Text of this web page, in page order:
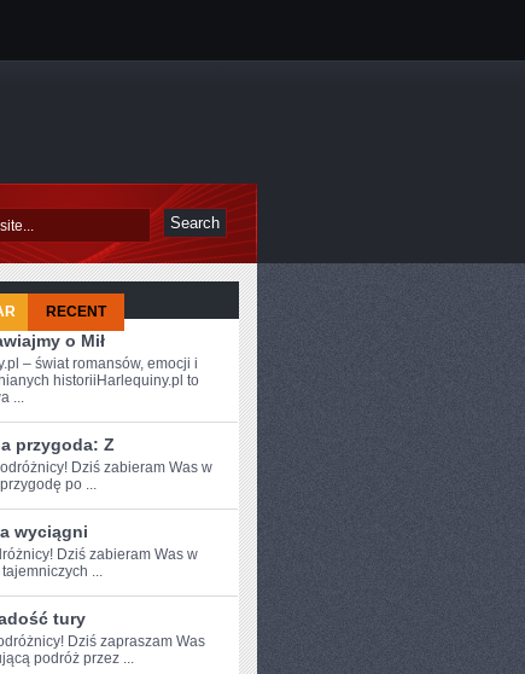
RECENT
o Mił
– świat romansów, emocji i
historiiHarlequiny.pl to
...
przygoda: Z
Dziś‍ zabieram Was w
‌po ...
wyciągni
​Dziś​ zabieram Was w
...
tury
Dziś zapraszam Was
podróż przez ...